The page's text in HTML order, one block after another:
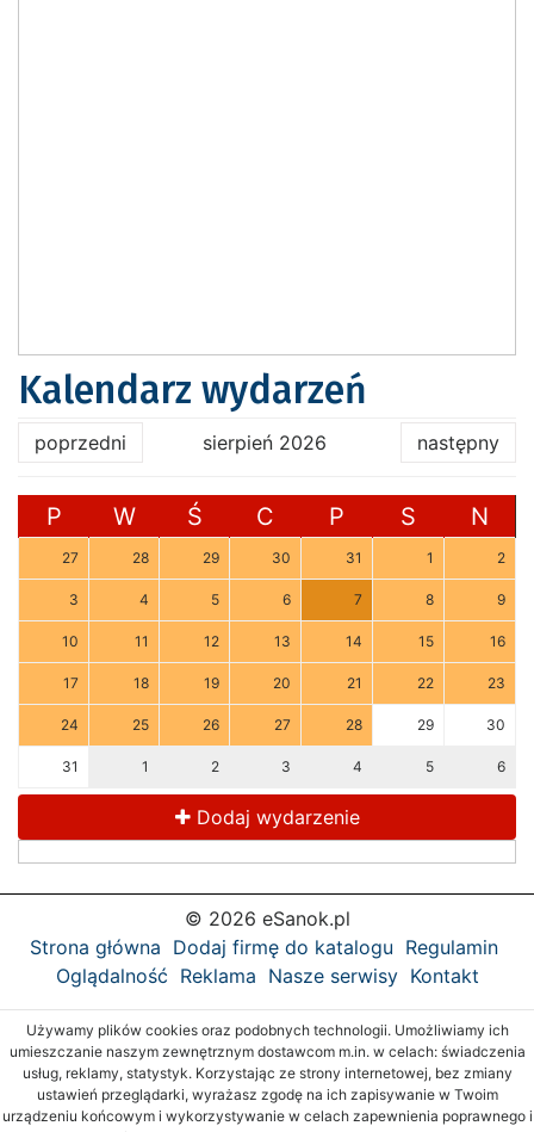
Kalendarz wydarzeń
poprzedni sierpień 2026 następny
P W Ś C P S N
27 28 29 30 31 1 2
3 4 5 6 7 8 9
10 11 12 13 14 15 16
17 18 19 20 21 22 23
24 25 26 27 28 29 30
31 1 2 3 4 5 6
Dodaj wydarzenie
© 2026 eSanok.pl
Strona główna Dodaj firmę do katalogu Regulamin
Oglądalność Reklama Nasze serwisy Kontakt
Używamy plików cookies oraz podobnych technologii. Umożliwiamy ich
umieszczanie naszym zewnętrznym dostawcom m.in. w celach: świadczenia
usług, reklamy, statystyk. Korzystając ze strony internetowej, bez zmiany
ustawień przeglądarki, wyrażasz zgodę na ich zapisywanie w Twoim
urządzeniu końcowym i wykorzystywanie w celach zapewnienia poprawnego i